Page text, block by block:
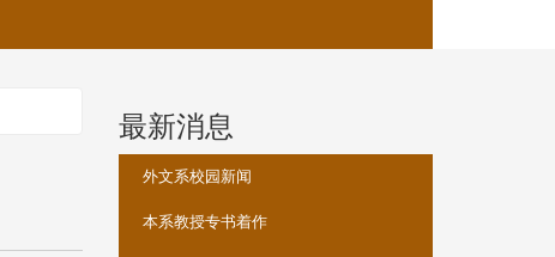
最新消息
外文系校园新闻
本系教授专书着作